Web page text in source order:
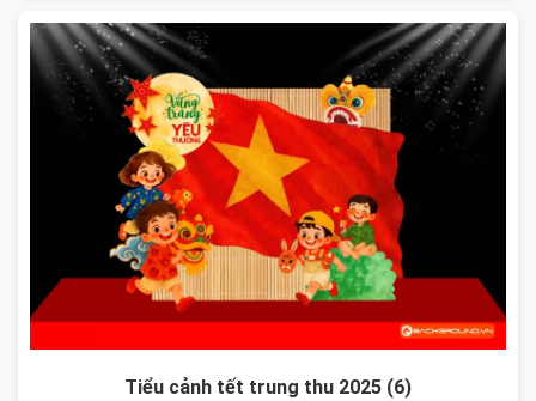
Tiểu cảnh tết trung thu 2025 (6)